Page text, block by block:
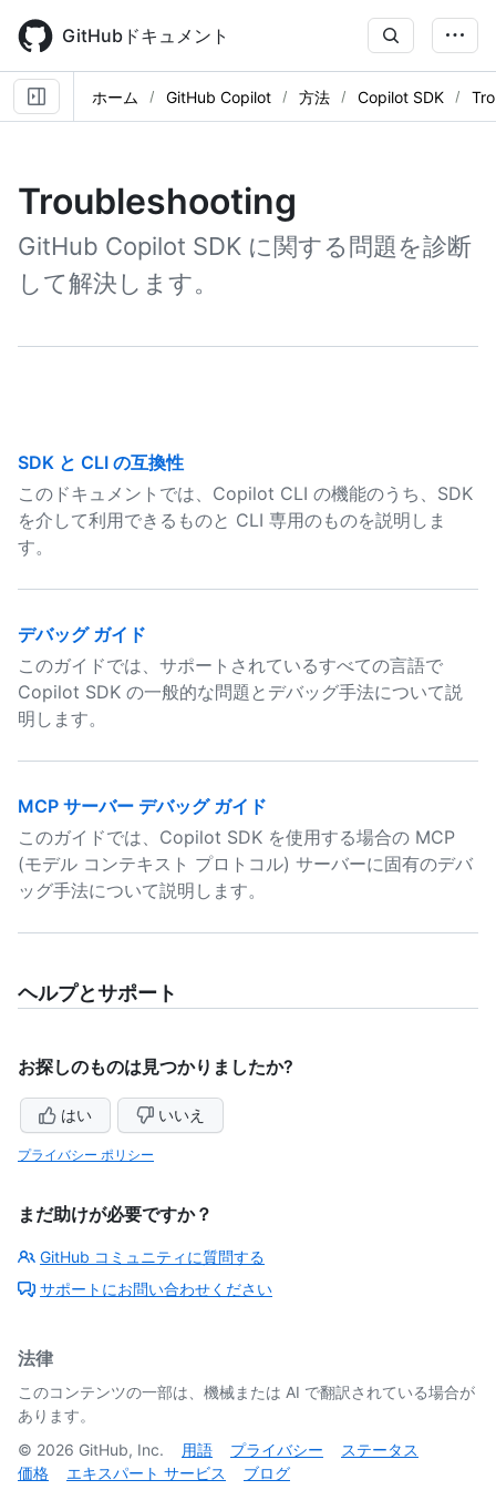
main
content
GitHubドキュメント
ホーム GitHub Copilot 方法 Copilot SDK
Troubleshooting
GitHub Copilot SDK に関する問題を診断
して解決します。
SDK と CLI の互換性
このドキュメントでは、Copilot CLI の機能のうち、SDK
を介して利用できるものと CLI 専用のものを説明しま
す。
デバッグ ガイド
このガイドでは、サポートされているすべての言語で
Copilot SDK の一般的な問題とデバッグ手法について説
明します。
MCP サーバー デバッグ ガイド
このガイドでは、Copilot SDK を使用する場合の MCP
(モデル コンテキスト プロトコル) サーバーに固有のデバ
ッグ手法について説明します。
ヘルプとサポート
お探しのものは見つかりましたか?
はい いいえ
プライバシー ポリシー
まだ助けが必要ですか？
GitHub コミュニティに質問する
サポートにお問い合わせください
法律
このコンテンツの一部は、機械または AI で翻訳されている場合が
あります。
© 2026 GitHub, Inc. 用語 プライバシー
ステータス
価格
エキスパート サービス ブログ